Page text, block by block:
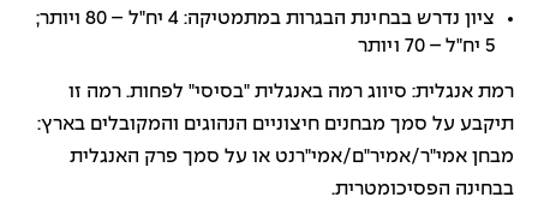
ציון נדרש בבחינת הבגרות במתמטיקה: 4 יח"ל – 80 ויותר;
5 יח"ל – 70 ויותר
רמת אנגלית: סיווג רמה באנגלית "בסיסי" לפחות. רמה זו
תיקבע על סמך מבחנים חיצוניים הנהוגים והמקובלים בארץ:
מבחן אמי"ר/אמיר"ם/אמי"רנט או על סמך פרק האנגלית
בבחינה הפסיכומטרית.